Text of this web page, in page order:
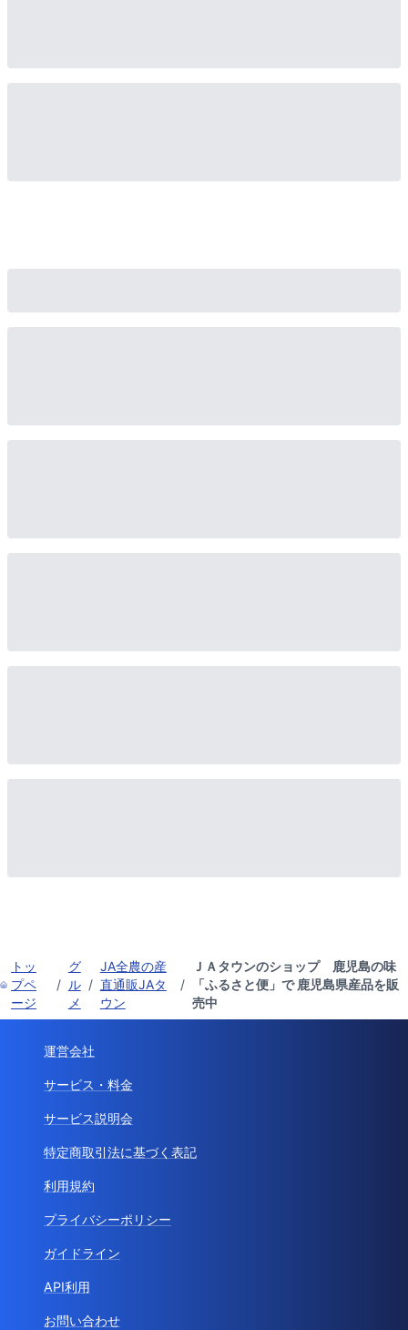
トッ
プペ
ージ
/
グ
ル
メ
/
JA全農の産
直通販JAタ
ウン
/
ＪＡタウンのショップ 鹿児島の味
「ふるさと便」で 鹿児島県産品を販
売中
運営会社
サービス・料金
サービス説明会
特定商取引法に基づく表記
利用規約
プライバシーポリシー
ガイドライン
API利用
お問い合わせ